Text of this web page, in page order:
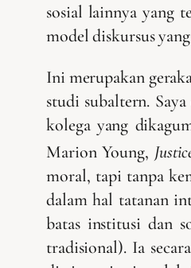
sosial lainnya yang
model diskursus
Ini merupakan
studi subaltern.
kolega yang
Marion Young,
moral, tapi tanpa
dalam hal tatanan
batas institusi dan
tradisional). Ia